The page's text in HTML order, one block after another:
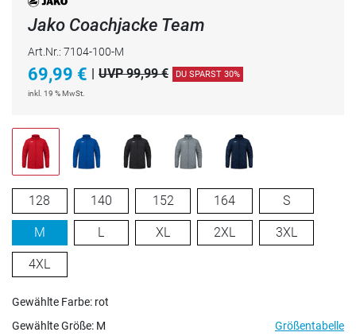
Jako Coachjacke Team
Art.Nr.: 7104-100-M
69,99 € UVP 99,99 € DU SPARST 30%
inkl. 19 % MwSt.
128 140 152 164 S
M L XL 2XL 3XL
4XL
Gewählte Farbe: rot
Gewählte Größe: M Größentabelle